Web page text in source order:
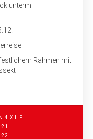
unterm
Rahmen mit
4 X HP